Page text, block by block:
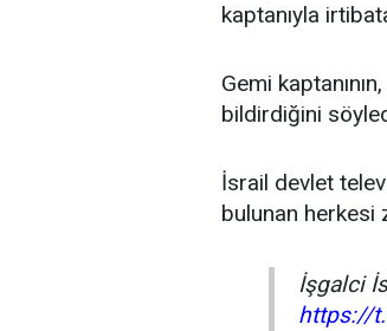
kaptanıyla
Gemi
bildirdiğini
İsrail devlet
bulunan herkesi
İşgalci
https://